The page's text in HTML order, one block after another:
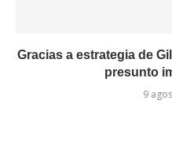
Gracias a estrategia de
presunto
9